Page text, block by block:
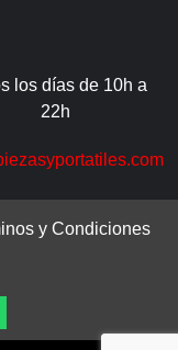
los días de 10h a
22h
y Condiciones